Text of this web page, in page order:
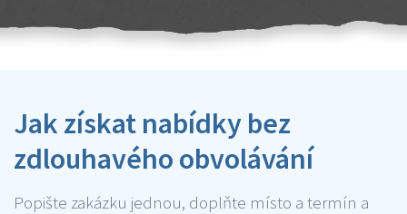
Jak získat nabídky bez
zdlouhavého obvolávání
Popište zakázku jednou, doplňte místo a termín a